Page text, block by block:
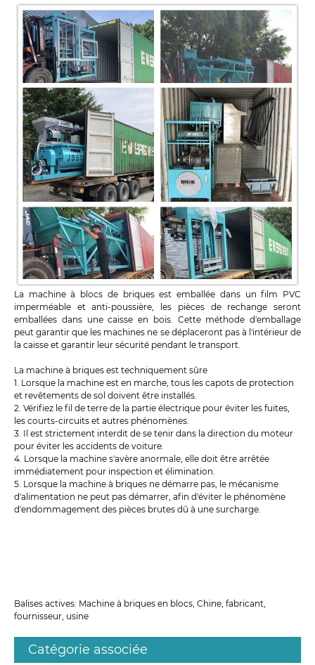
La machine à blocs de briques est emballée dans un film PVC
imperméable et anti-poussière, les pièces de rechange seront
emballées dans une caisse en bois. Cette méthode d'emballage
peut garantir que les machines ne se déplaceront pas à l'intérieur de
la caisse et garantir leur sécurité pendant le transport.
La machine à briques est techniquement sûre
1. Lorsque la machine est en marche, tous les capots de protection
et revêtements de sol doivent être installés.
2. Vérifiez le fil de terre de la partie électrique pour éviter les fuites,
les courts-circuits et autres phénomènes.
3. Il est strictement interdit de se tenir dans la direction du moteur
pour éviter les accidents de voiture.
4. Lorsque la machine s'avère anormale, elle doit être arrêtée
immédiatement pour inspection et élimination.
5. Lorsque la machine à briques ne démarre pas, le mécanisme
d'alimentation ne peut pas démarrer, afin d'éviter le phénomène
d'endommagement des pièces brutes dû à une surcharge.
Balises actives: Machine à briques en blocs, Chine, fabricant,
fournisseur, usine
Catégorie associée